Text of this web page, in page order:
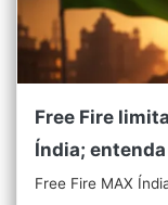
Free Fire
Índia;
Free Fire MAX